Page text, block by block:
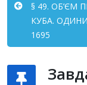
§ 49. ОБ’ЄМ
КУБА.
1695